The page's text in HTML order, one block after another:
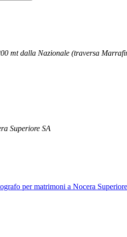
mt dalla Nazionale (traversa
Superiore SA
per matrimoni a Nocera Superiore